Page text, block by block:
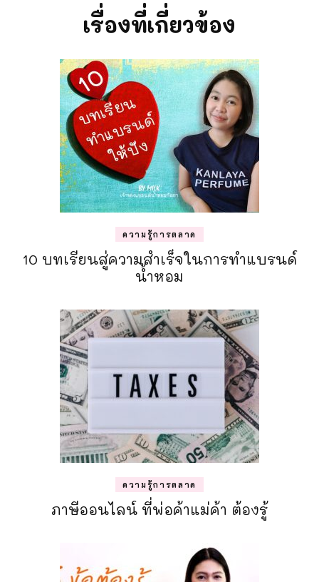
เรื่องที่เกี่ยวข้อง
ความรู้การตลาด
10 บทเรียนสู่ความสำเร็จในการทำแบรนด์
น้ำหอม
ความรู้การตลาด
ภาษีออนไลน์ ที่พ่อค้าแม่ค้า ต้องรู้